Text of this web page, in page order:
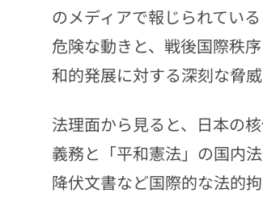
のメディアで報じられてい
危険な動きと、戦後国際秩
和的発展に対する深刻な脅威
法理面から見ると、日本の
義務と「平和憲法」の国内
降伏文書など国際的な法的